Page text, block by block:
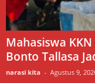
Mahasiswa
Bonto Tallasa
narasi kita - Agustus 9,